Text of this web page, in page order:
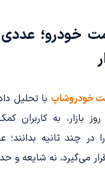
خودرو؛
خودروشاپ با تحلیل
بازار، به کاربران
در چند ثانیه بدانند؛
می‌گیرد، نه شایعه و